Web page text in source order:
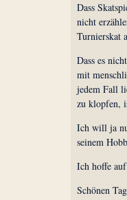
Dass
nicht
Turnierskat
Dass es
mit
jedem Fall
zu klopfen,
Ich will ja
seinem
Ich hoffe
Schönen